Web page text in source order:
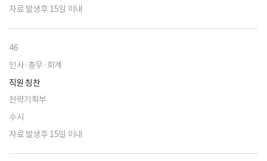
자료 발생후 15일 이내
46
인사·총무·회계
직원 칭찬
전략기획부
수시
자료 발생후 15일 이내